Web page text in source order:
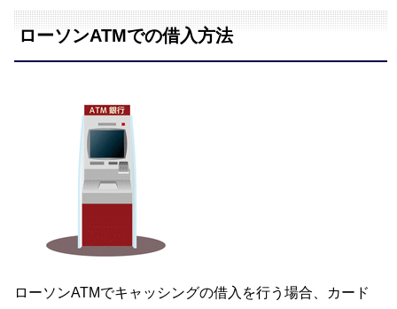
ローソンATMでの借入方法
ローソンATMでキャッシングの借入を行う場合、カード